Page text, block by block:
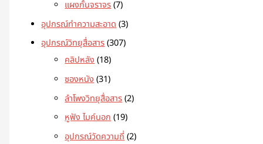
แผงกั้นจราจร 7
อุปกรณ์ทำความสะอาด 3
อุปกรณ์วิทยุสื่อสาร 307
คลิปหลัง 18
ซองหนัง 31
ลำโพงวิทยุสื่อสาร 2
หูฟัง ไมค์นอก 19
อุปกรณ์วัดความถี่ 2